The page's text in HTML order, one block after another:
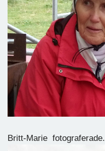
Britt-Marie fotograferade.